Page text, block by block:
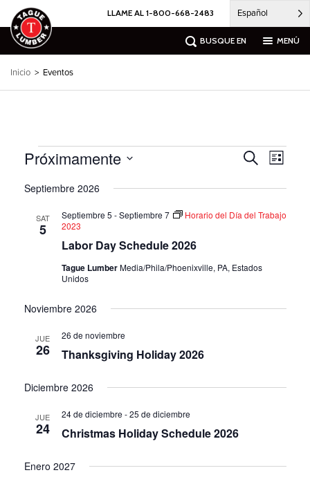
al
contenido
LLAME AL 1-800-668-2483 Español
BUSQUE EN MENÚ
Inicio > Eventos
Eventos
Búsqueda
eventos
navegación
Buscar
por
de
Lista
Próximamente
la
Septiembre 2026
SAT
5
Labor Day Schedule 2026
Septiembre 5 -Septiembre 7
Horario del Día del Trabajo
2023
Tague Lumber Media/Phila/Phoenixville, PA, Estados
Unidos
Noviembre 2026
JUE
26 Thanksgiving Holiday 2026
26 de noviembre
Diciembre 2026
JUE
24 Christmas Holiday Schedule 2026
24 de diciembre -25 de diciembre
Enero 2027